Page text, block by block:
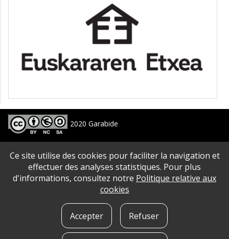
2020 Garabide
688 63 24 33 / 943 250 397
garabide[arroba]garabide[puntu]eus
PLAN DU SITE | ACCESSIBILITé | AVERTISSEMENT | POLITIQUE DE CONFIDENTIALITé |
Ce site utilise des cookies pour faciliter la navigation et
effectuer des analyses statistiques. Pour plus
d'informations, consultez notre Politique relative aux
cookies
Accepter Refuser